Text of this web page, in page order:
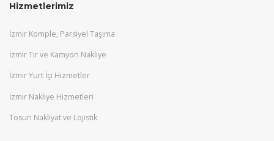
Hizmetlerimiz
İzmir Komple, Parsiyel Taşıma
İzmir Tır ve Kamyon Nakliye
İzmir Yurt İçi Hizmetler
İzmir Nakliye Hizmetleri
Tosun Nakliyat ve Lojistik